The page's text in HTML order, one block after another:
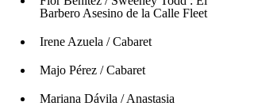
Barbero Asesino de la Calle Fleet
Irene Azuela / Cabaret
Majo Pérez / Cabaret
Mariana Dávila / Anastasia